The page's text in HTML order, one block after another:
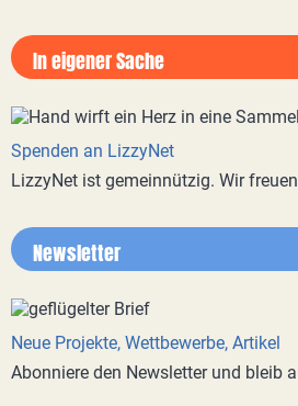
In eigener Sache
Spenden an LizzyNet
LizzyNet ist gemeinnützig. Wir
Newsletter
Neue Projekte, Wettbewerbe, Artikel
Abonniere den Newsletter und bleib